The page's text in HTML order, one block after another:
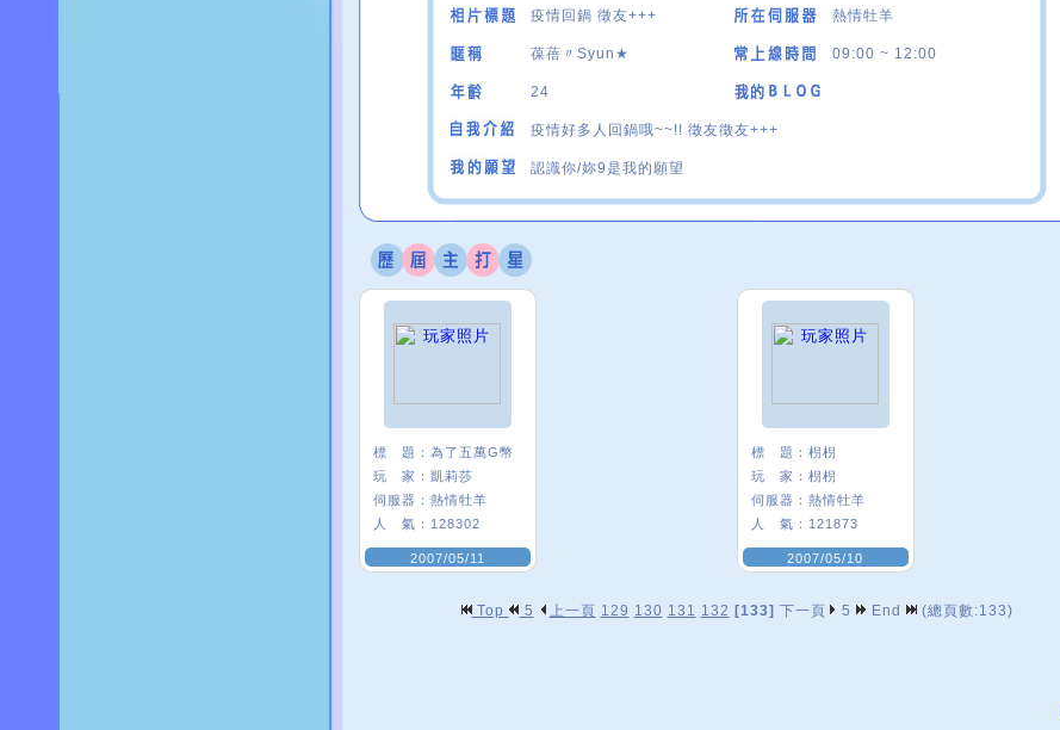
疫情回鍋 徵友+++ 熱情牡羊
葆蓓〃Syun★ 09:00 ~ 12:00
24
疫情好多人回鍋哦~~!! 徵友徵友+++
認識你/妳9是我的願望
標 題： 為了五萬G幣
玩 家： 凱莉莎
伺服器： 熱情牡羊
人 氣： 128302
2007/05/11
標 題： 枴枴
玩 家： 枴枴
伺服器： 熱情牡羊
人 氣： 121873
2007/05/10
Top 5 上一頁 129 130 131 132 [133] 下一頁 5 End (總頁數:133)